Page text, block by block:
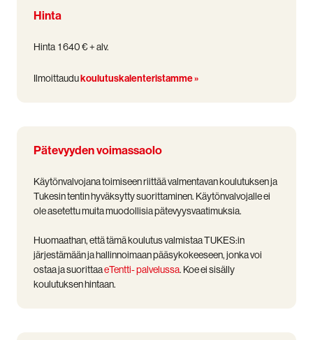
Hinta
Hinta 1 640 € + alv.
Ilmoittaudukoulutuskalenteristamme »
Pätevyyden voimassaolo
Käytönvalvojana toimiseen riittää valmentavan koulutuksen ja
Tukesin tentin hyväksytty suorittaminen. Käytönvalvojalle ei
ole asetettu muita muodollisia pätevyysvaatimuksia.
Huomaathan, että tämä koulutus valmistaa TUKES:in
järjestämään ja hallinnoimaan pääsykokeeseen, jonka voi
ostaa ja suorittaaeTentti- palvelussa. Koe ei sisälly
koulutuksen hintaan.